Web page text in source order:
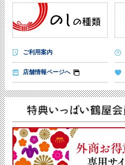
ご利用案内
店舗情報ページへ